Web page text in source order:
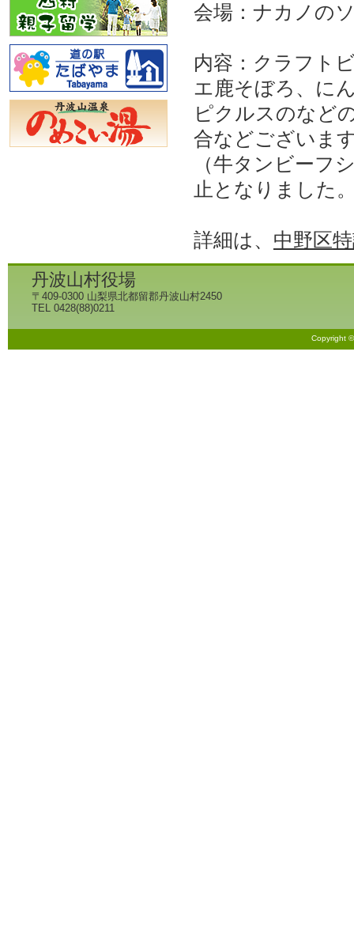
会場：ナカノの
内容：クラフト
エ鹿そぼろ、に
ピクルスのなど
合などございま
（牛タンビーフ
止となりました
詳細は、 中野区
丹波山村役場
〒409-0300 山梨県北都留郡丹波山村2450
TEL 0428(88)0211
Copyright